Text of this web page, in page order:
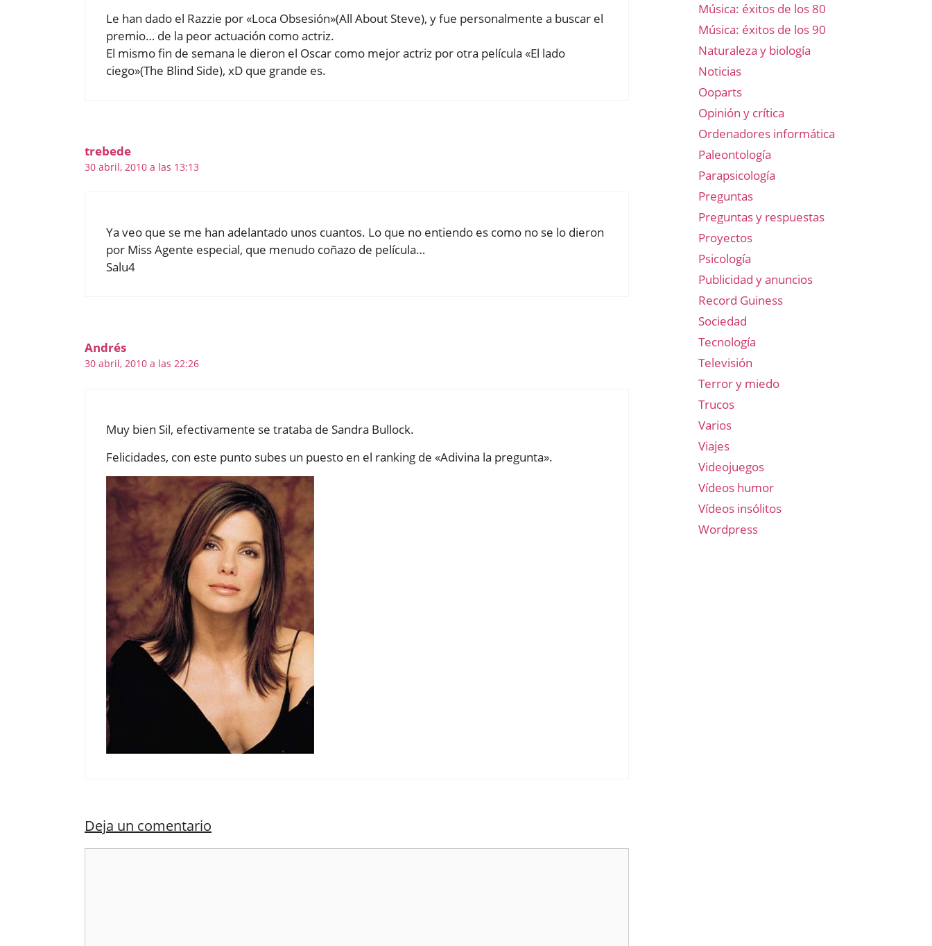
Le han dado el Razzie por «Loca Obsesión»(All About Steve), y fue personalmente a buscar el
premio… de la peor actuación como actriz.
El mismo fin de semana le dieron el Oscar como mejor actriz por otra película «El lado
ciego»(The Blind Side), xD que grande es.
trebede
30 abril, 2010 a las 13:13
Ya veo que se me han adelantado unos cuantos. Lo que no entiendo es como no se lo dieron
por Miss Agente especial, que menudo coñazo de película…
Salu4
Andrés
30 abril, 2010 a las 22:26
Muy bien Sil, efectivamente se trataba de Sandra Bullock.
Felicidades, con este punto subes un puesto en el ranking de «Adivina la pregunta».
Deja un comentario
Música: éxitos de los 80
Música: éxitos de los 90
Naturaleza y biología
Noticias
Ooparts
Opinión y crítica
Ordenadores informática
Paleontología
Parapsicología
Preguntas
Preguntas y respuestas
Proyectos
Psicología
Publicidad y anuncios
Record Guiness
Sociedad
Tecnología
Televisión
Terror y miedo
Trucos
Varios
Viajes
Videojuegos
Vídeos humor
Vídeos insólitos
Wordpress